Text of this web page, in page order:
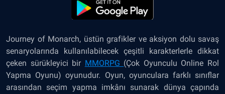
Journey of Monarch, üstün grafikler ve aksiyon dolu savaş
senaryolarında kullanılabilecek çeşitli karakterlerle dikkat
çeken sürükleyici bir MMORPG (Çok Oyunculu Online Rol
Yapma Oyunu) oyunudur. Oyun, oyunculara farklı sınıflar
arasından seçim yapma imkânı sunarak dünya çapında